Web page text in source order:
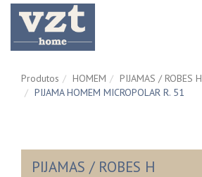
Produtos HOMEM
PIJAMAS / ROBES H
PIJAMA HOMEM MICROPOLAR R. 51
PIJAMAS / ROBES H